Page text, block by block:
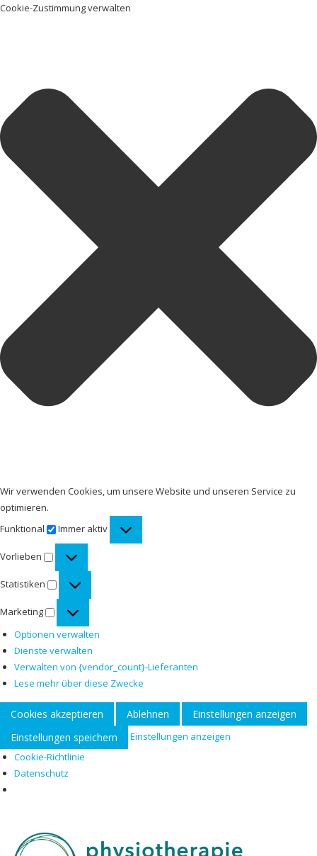
Cookie-Zustimmung verwalten
Wir verwenden Cookies, um unsere Website und unseren Service zu
optimieren.
Funktional
Funktional
Immer aktiv
Vorlieben
Statistiken
Marketing
Optionen verwalten
Dienste verwalten
Verwalten von {vendor_count}-Lieferanten
Lese mehr über diese Zwecke
Cookies akzeptieren Ablehnen
Einstellungen anzeigen
Einstellungen speichern
Einstellungen anzeigen
Cookie-Richtlinie
Datenschutz
springen